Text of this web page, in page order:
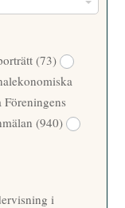
(73)
(940)
i